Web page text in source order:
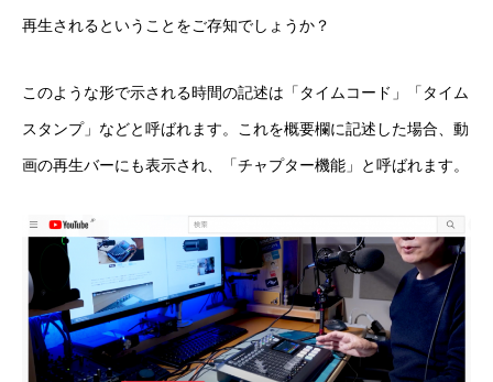
再生されるということをご存知でしょうか？
このような形で示される時間の記述は「タイムコード」「タイム
スタンプ」などと呼ばれます。これを概要欄に記述した場合、動
画の再生バーにも表示され、「チャプター機能」と呼ばれます。